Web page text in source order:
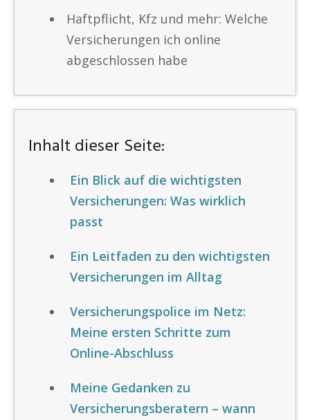
Haftpflicht, Kfz und mehr: Welche
Versicherungen ich online
abgeschlossen habe
Inhalt dieser Seite:
Ein Blick auf die wichtigsten
Versicherungen: Was wirklich
passt
Ein Leitfaden zu den wichtigsten
Versicherungen im Alltag
Versicherungspolice im Netz:
Meine ersten Schritte zum
Online-Abschluss
Meine Gedanken zu
Versicherungsberatern – wann